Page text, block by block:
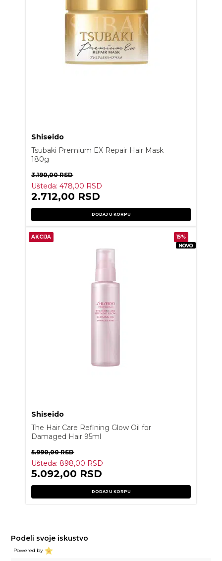
Shiseido
Tsubaki Premium EX Repair Hair Mask
180g
3.190,00RSD
Ušteda:478,00 RSD
2.712,00 RSD
DODAJ U KORPU
AKCIJA 15%
Shiseido
The Hair Care Refining Glow Oil for
Damaged Hair 95ml
5.990,00RSD
Ušteda: 898,00 RSD
5.092,00 RSD
DODAJ U KORPU
Podeli svoje iskustvo
Powered by